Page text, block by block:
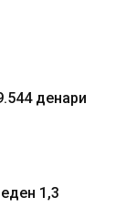
денари
1,3